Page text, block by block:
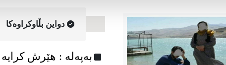
دواین بڵاوکراوه‌کا
به‌په‌له‌ : هێرش کرایە